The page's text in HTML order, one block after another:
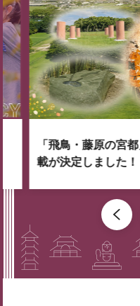
「飛鳥・藤原の宮
載が決定しました！